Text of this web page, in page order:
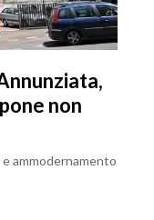
non
ammodernamento